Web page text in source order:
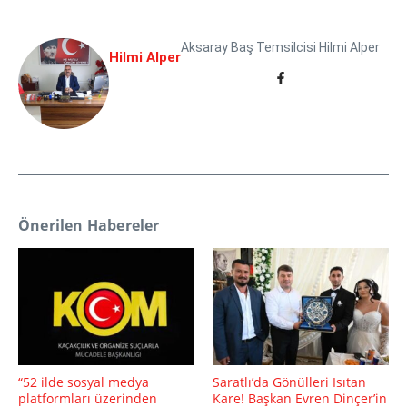
Hilmi Alper
Aksaray Baş Temsilcisi Hilmi Alper
Önerilen Habereler
“52 ilde sosyal medya
platformları üzerinden
Saratlı’da Gönülleri Isıtan
Kare! Başkan Evren Dinçer’in